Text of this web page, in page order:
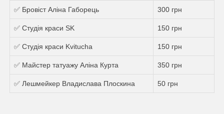
✅ Бровіст Аліна Габорець 300 грн
✅ Студія краси SK 150 грн
✅ Студія краси Kvitucha 150 грн
✅ Майстер татуажу Аліна Курта 350 грн
✅ Лешмейкер Владислава Плоскина 50 грн